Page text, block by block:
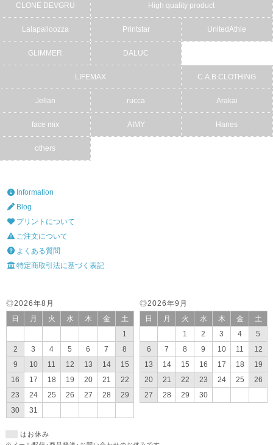
CLONE DEVGRU High quality product
Lalapalloozza Printstar UnitedAthle
GLIMMER DALUC
LIFEMAX C.A.B.CLOTHING
Jellan rucca Arakai
face mix AIMY Hanes
others
Information
Blog
プリントについて
ご注文について
よくある質問
特定商取引法に基づく表記
◎2026年9月
日
月 火 水 木 金
土
1
2 3 4
5
6
7 8 9 10 11
12
13
14 15 16 17 18
19
20
21 22 23 24 25
26
27
28 29 30
◎2026年8月
日
月 火 水 木 金
土
1
2
3 4 5 6 7
8
9
10 11 12 13 14
15
16
17 18 19 20 21
22
23
24 25 26 27 28
29
30
31
はお休み